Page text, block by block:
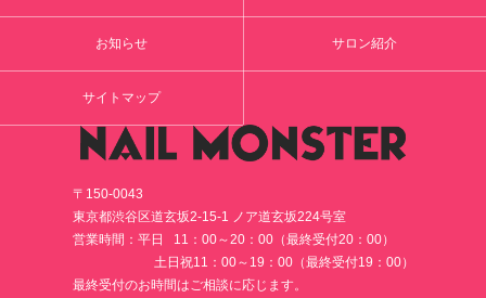
お知らせ サロン紹介
サイトマップ
〒150-0043
東京都渋谷区道玄坂2-15-1 ノア道玄坂224号室
営業時間：平日 11：00～20：00（最終受付20：00）
土日祝11：00～19：00（最終受付19：00）
最終受付のお時間はご相談に応じます。